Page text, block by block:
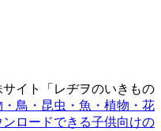
サイト「レヂヲのいきもの
・鳥・昆虫・魚・植物・花
ロードできる子供向けの